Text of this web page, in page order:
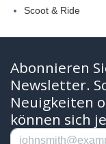
Scoot & Ride
Abonnieren
Newsletter.
Neuigkeiten
können sich